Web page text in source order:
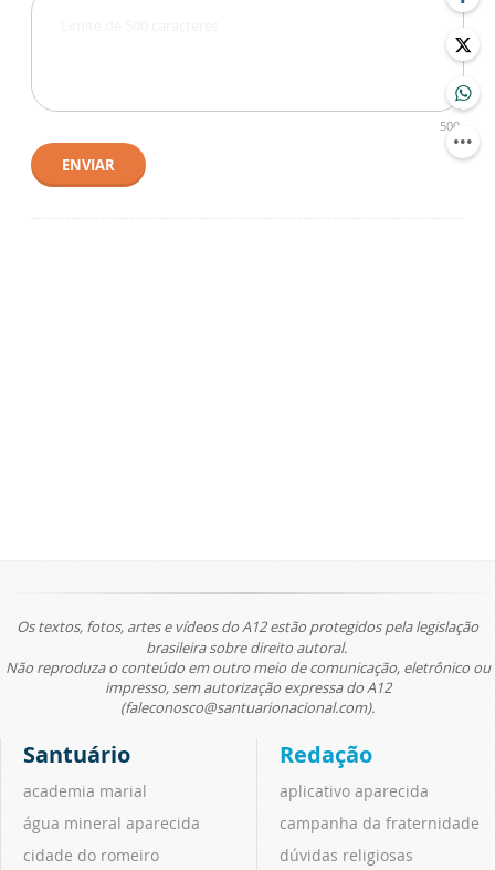
500
ENVIAR
Os textos, fotos, artes e vídeos do A12 estão protegidos pela legislação
brasileira sobre direito autoral.
Não reproduza o conteúdo em outro meio de comunicação, eletrônico ou
impresso, sem autorização expressa do A12
(faleconosco@santuarionacional.com).
Santuário
academia marial
água mineral aparecida
cidade do romeiro
Redação
aplicativo aparecida
campanha da fraternidade
dúvidas religiosas